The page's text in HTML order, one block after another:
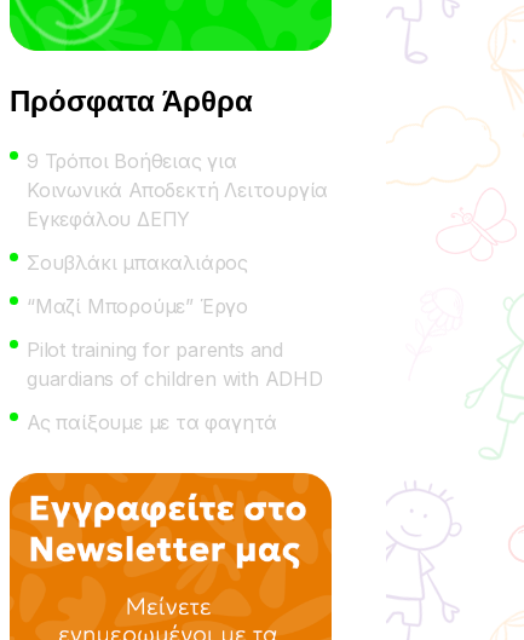
Πρόσφατα Άρθρα
9 Τρόποι Βοήθειας για
Κοινωνικά Αποδεκτή Λειτουργία
Εγκεφάλου ΔΕΠΥ
Σουβλάκι μπακαλιάρος
“Μαζί Μπορούμε” Έργο
Pilot training for parents and
guardians of children with ADHD
Ας παίξουμε με τα φαγητά